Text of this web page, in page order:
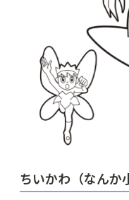
ちいかわ（なんか